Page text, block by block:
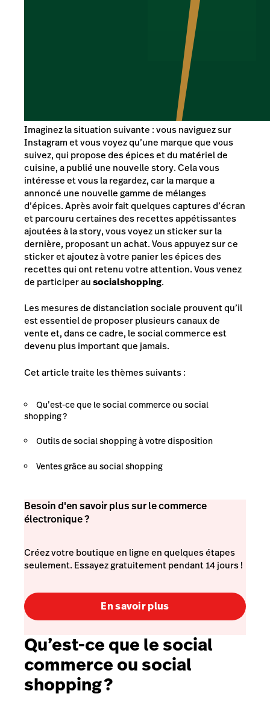
Imaginez la situation suivante : vous naviguez sur
Instagram et vous voyez qu’une marque que vous
suivez, qui propose des épices et du matériel de
cuisine, a publié une nouvellestory. Cela vous
intéresse et vous la regardez, car la marque a
annoncé une nouvelle gamme de mélanges
d’épices. Après avoir fait quelques captures d’écran
et parcouru certaines des recettes appétissantes
ajoutées à la story, vous voyez un sticker sur la
dernière, proposant un achat. Vous appuyez sur ce
sticker et ajoutez à votre panier les épices des
recettes qui ont retenu votre attention. Vous venez
de participer ausocialshopping.
Les mesures de distanciation sociale prouvent qu’il
est essentiel de proposer plusieurs canaux de
vente et, dans ce cadre, le social commerce est
devenu plus important que jamais.
Cet article traite les thèmes suivants :
Qu’est-ce que le social commerce ou social
shopping ?
Outils de social shopping à votre disposition
Ventes grâce au social shopping
Besoin d'en savoir plus sur le commerce
électronique ?
Créez votre boutique en ligne en quelques étapes
seulement. Essayez gratuitement pendant 14 jours !
En savoir plus
Qu’est-ce que le social
commerce ou social
shopping ?